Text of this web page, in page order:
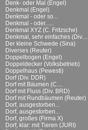
Denk- oder Mal (Engel)
Denkmal (Engel)
Denkmal - oder so...
Denkmal - oder......
Denkmal XYZ (C. Fritzsche)
Denkmal, sehr einfaches (Div....
Der kleine Schwede (Sina)
Diverses (Reuter)
Doppelbogen (Engel)
Doppeldecker (Volksbetrieb)
Doppelhaus (Pewesti)
Dorf (Div. DDR)
Dorf mit Bäumen (C....
Dorf mit Fluss (Div. BRD)
Dorf mit Rundbäumen (Reuter)
Dorf, ausgestorben...
Dorf, ausgestorben...
Dorf, großes (Firma X)
Dorf, klar: mit Tieren (JURI)